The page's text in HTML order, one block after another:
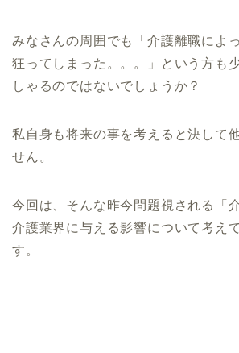
みなさんの周囲でも「介護離職によっ
狂ってしまった。。。」
という方も
しゃるのではないでしょうか？
私自身も将来の事を考えると決して
せん。
今回は、そんな昨今問題視される「
介護業界に与える影響について考 え
す。